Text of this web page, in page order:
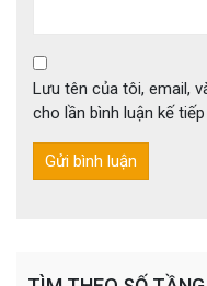
Lưu tên của tôi, email,
cho lần bình luận kế